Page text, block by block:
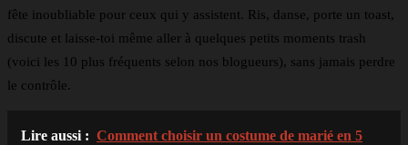
fête inoubliable pour ceux qui y assistent. Ris, danse, porte un toast,
discute et laisse-toi même aller à quelques petits moments trash
(voici les 10 plus fréquents selon nos blogueurs), sans jamais perdre
le contrôle.
Lire aussi : Comment choisir un costume de marié en 5